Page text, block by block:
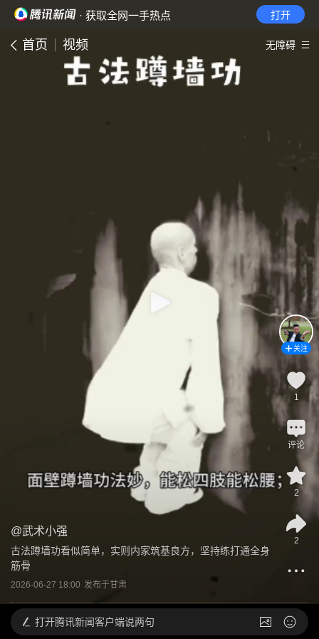
· 获取全网一手热点 打开
首页 视频 无障碍
@武术小强
古法蹲墙功看似简单，实则内家筑基良方，坚持练打通全身
筋骨
2026-06-27 18:00 发布于甘肃
关注
1
评论
2
2
打开腾讯新闻客户端说两句